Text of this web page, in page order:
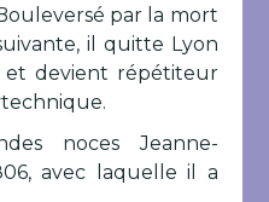
par la mort
il quitte Lyon
et devient répétiteur
noces Jeanne-
avec laquelle il a